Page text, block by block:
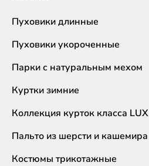
Пуховики длинные
Пуховики укороченные
Парки с натуральным мехом
Куртки зимние
Коллекция курток класса LUX
Пальто из шерсти и кашемира
Костюмы трикотажные